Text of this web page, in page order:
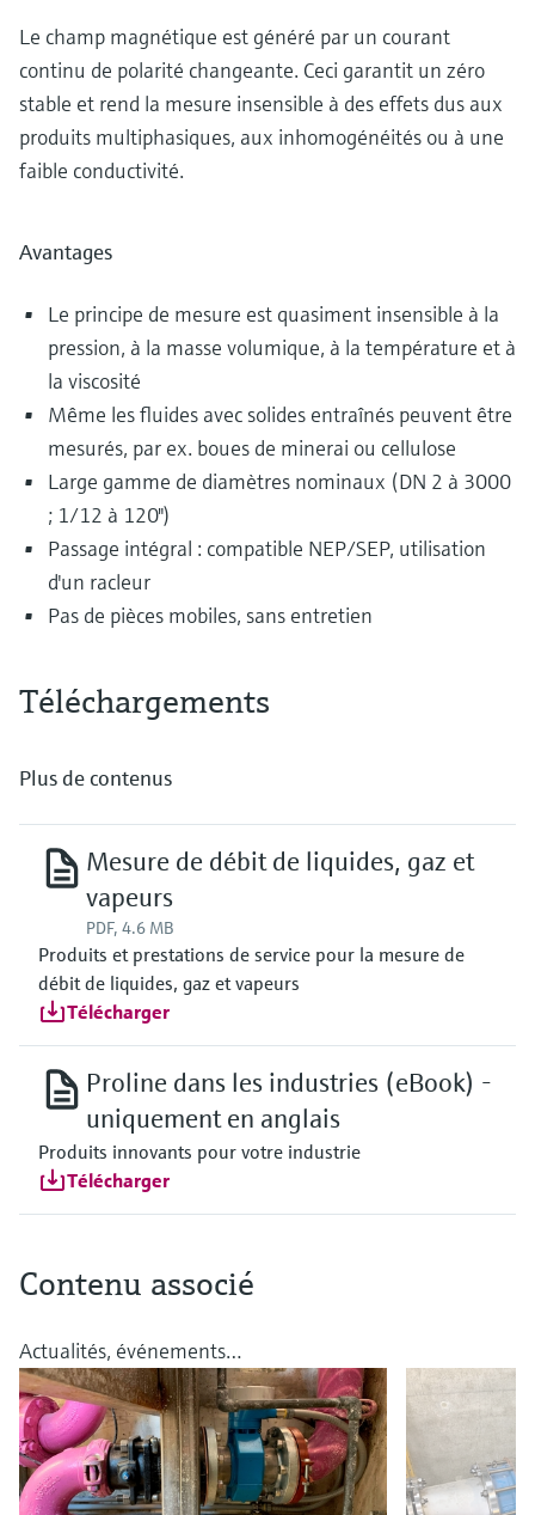
Le champ magnétique est généré par un courant
continu de polarité changeante. Ceci garantit un zéro
stable et rend la mesure insensible à des effets dus aux
produits multiphasiques, aux inhomogénéités ou à une
faible conductivité.
Avantages
Le principe de mesure est quasiment insensible à la
pression, à la masse volumique, à la température et à
la viscosité
Même les fluides avec solides entraînés peuvent être
mesurés, par ex. boues de minerai ou cellulose
Large gamme de diamètres nominaux (DN 2 à 3000
; 1/12 à 120")
Passage intégral : compatible NEP/SEP, utilisation
d'un racleur
Pas de pièces mobiles, sans entretien
Téléchargements
Plus de contenus
Mesure de débit de liquides, gaz et
vapeurs
PDF, 4.6 MB
Produits et prestations de service pour la mesure de
débit de liquides, gaz et vapeurs
Télécharger
Proline dans les industries (eBook) -
uniquement en anglais
Produits innovants pour votre industrie
Télécharger
Contenu associé
Actualités, événements…